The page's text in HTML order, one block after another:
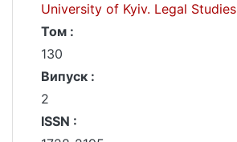
University of Kyiv. Legal Studies
Том :
130
Випуск :
2
ISSN :